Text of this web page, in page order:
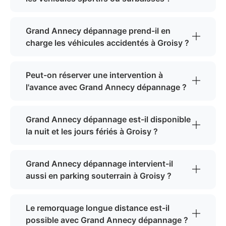
Grand Annecy dépannage prend-il en
charge les véhicules accidentés à Groisy ?
Peut-on réserver une intervention à
l'avance avec Grand Annecy dépannage ?
Grand Annecy dépannage est-il disponible
la nuit et les jours fériés à Groisy ?
Grand Annecy dépannage intervient-il
aussi en parking souterrain à Groisy ?
Le remorquage longue distance est-il
possible avec Grand Annecy dépannage ?